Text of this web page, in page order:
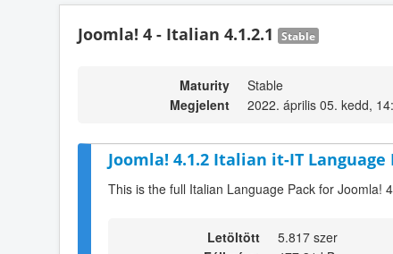
Joomla! 4 - Italian 4.1.2.1 Stable
Maturity
Stable
Megjelent
2022. április 05. kedd,
Joomla! 4.1.2 Italian it-IT Language
This is the full Italian Language Pack for Joomla!
Letöltött
5.817 szer